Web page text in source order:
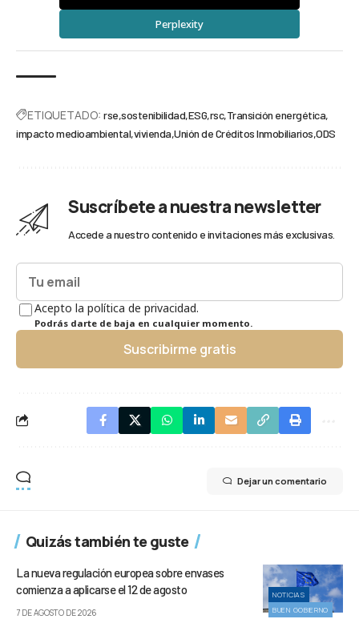
Perplexity
ETIQUETADO: rse sostenibilidad ESG rsc Transición energética
impacto medioambiental vivienda Unión de Créditos Inmobiliarios ODS
Suscríbete a nuestra newsletter
Accede a nuestro contenido e invitaciones más exclusivas.
Acepto la política de privacidad.
Podrás darte de baja en cualquier momento.
Suscribirme gratis
Dejar un comentario
Quizás también te guste
NOTICIAS
BUEN GOBIERNO
La nueva regulación europea sobre envases
comienza a aplicarse el 12 de agosto
7 DE AGOSTO DE 2026